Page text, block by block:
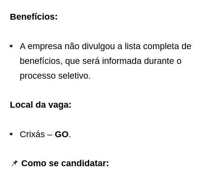
Benefícios:
A empresa não divulgou a lista completa de
benefícios, que será informada durante o
processo seletivo.
Local da vaga:
Crixás – GO.
📌 Como se candidatar: